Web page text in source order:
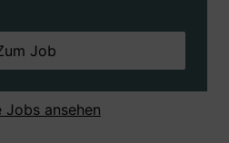
Job
Jobs ansehen